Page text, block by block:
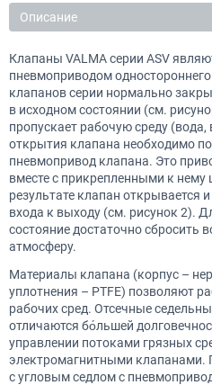
Описание
Клапаны VALMA серии ASV
пневмоприводом
клапанов серии нормально
в исходном состоянии (см.
пропускает рабочую среду (вода,
открытия клапана необходимо
пневмопривод клапана. Это
вместе с прикрепленными к
результате клапан открывается
входа к выходу (см. рисунок 2).
состояние достаточно сбросить
атмосферу.
Материалы клапана (корпус –
уплотнения – PTFE) позволяют
рабочих сред. Отсечные
отличаются бо́льшей
управлении потоками грязных
электромагнитными клапанами.
с угловым седлом с